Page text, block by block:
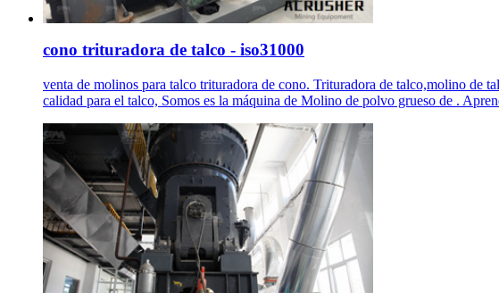
cono trituradora de talco - iso31000
venta de molinos para talco trituradora de cono. Trituradora de talco,molino
calidad para el talco, Somos es la máquina de Molino de polvo grueso de .